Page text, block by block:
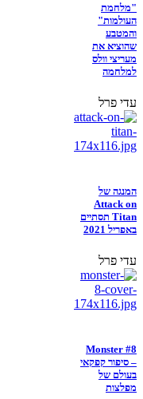
"מלחמת
העולמות"
והמטבע
שהוציא את
מעריצי וולס
למלחמה
עדי פרל
המנגה של
Attack on
Titan תסתיים
באפריל 2021
עדי פרל
Monster #8
– סיפור קפקאי
בעולם של
מפלצות